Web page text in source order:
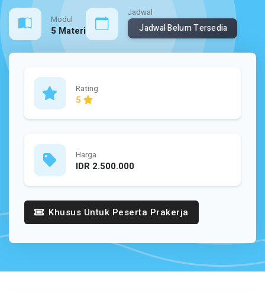
Modul
5 Materi
Jadwal
Jadwal Belum Tersedia
Rating
5
Harga
IDR 2.500.000
Khusus Untuk Peserta Prakerja